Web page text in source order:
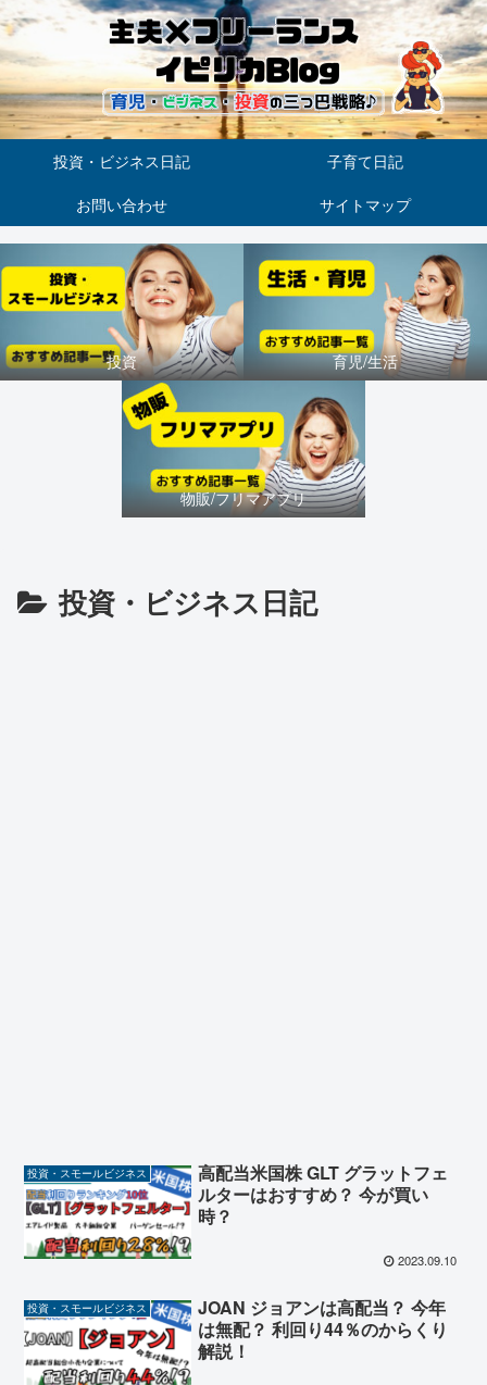
投資・ビジネス日記
子育て日記
お問い合わせ
サイトマップ
投資 育児/生活
物販/フリマアプリ
投資・ビジネス日記
投資・スモールビジネス
高配当米国株 GLT グラットフェ
ルターはおすすめ？ 今が買い
時？
2023.09.10
投資・スモールビジネス
JOAN ジョアンは高配当？ 今年
は無配？ 利回り44％のからくり
解説！